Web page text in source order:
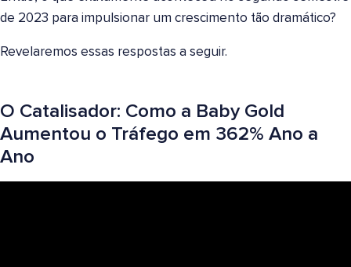
de 2023 para impulsionar um crescimento tão dramático?
Revelaremos essas respostas a seguir.
O Catalisador: Como a Baby Gold
Aumentou o Tráfego em 362% Ano a
Ano